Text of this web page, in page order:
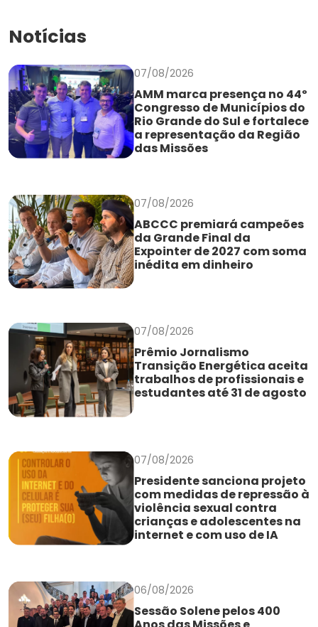
Notícias
07/08/2026
AMM marca presença no 44º
Congresso de Municípios do
Rio Grande do Sul e fortalece
a representação da Região
das Missões
07/08/2026
ABCCC premiará campeões
da Grande Final da
Expointer de 2027 com soma
inédita em dinheiro
07/08/2026
Prêmio Jornalismo
Transição Energética aceita
trabalhos de profissionais e
estudantes até 31 de agosto
07/08/2026
Presidente sanciona projeto
com medidas de repressão à
violência sexual contra
crianças e adolescentes na
internet e com uso de IA
06/08/2026
Sessão Solene pelos 400